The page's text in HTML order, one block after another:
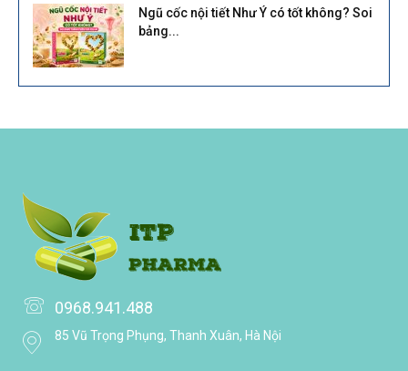
Ngũ cốc nội tiết Như Ý có tốt không? Soi
bảng...
0968.941.488
85 Vũ Trọng Phụng, Thanh Xuân, Hà Nội